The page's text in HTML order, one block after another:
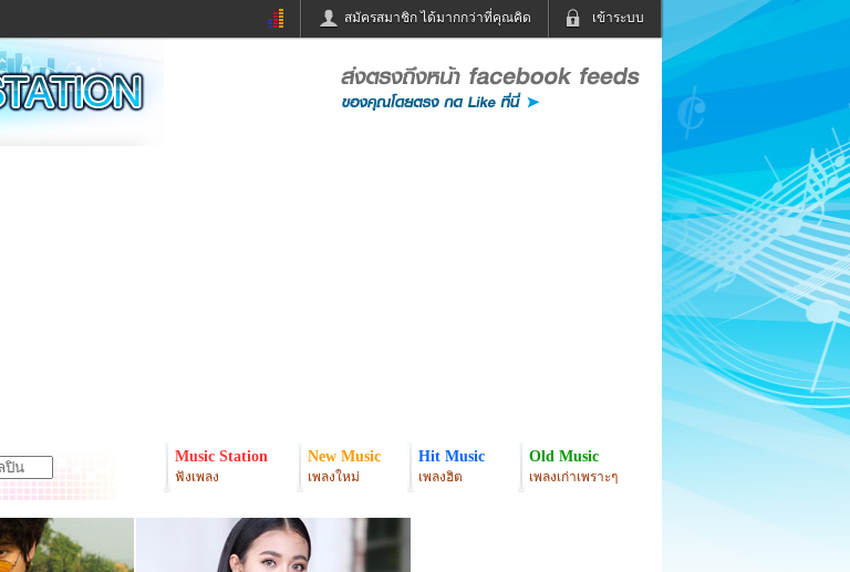
เข้าระบบ
สมัครสมาชิก ได้มากกว่าที่คุณคิด
ข่าวสั้น
หนังใหม่
ฟังวิทยุออนไลน์
หมากรุกไทย
Email
Music Station
ฟังเพลง
New Music
เพลงใหม่
Hit Music
เพลงฮิต
Old Music
เพลงเก่าเพราะๆ